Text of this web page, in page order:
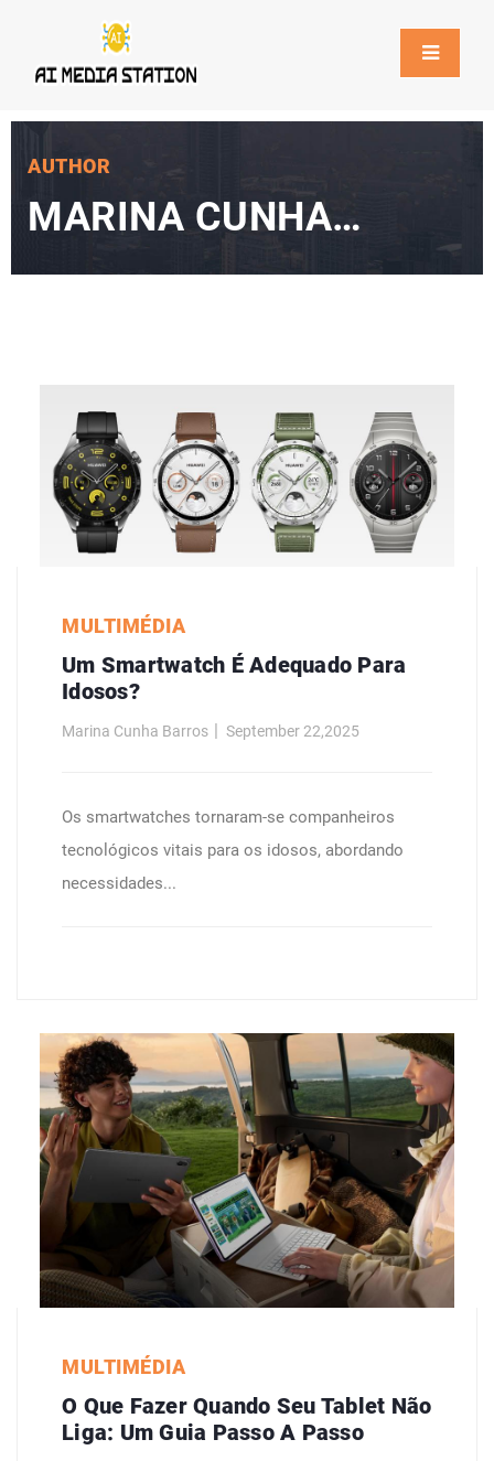
AUTHOR
MARINA CUNHA
BARROS
MULTIMÉDIA
Um Smartwatch É Adequado Para
Idosos?
Marina Cunha Barros September 22,2025
Os smartwatches tornaram-se companheiros
tecnológicos vitais para os idosos, abordando
necessidades...
MULTIMÉDIA
O Que Fazer Quando Seu Tablet Não
Liga: Um Guia Passo A Passo